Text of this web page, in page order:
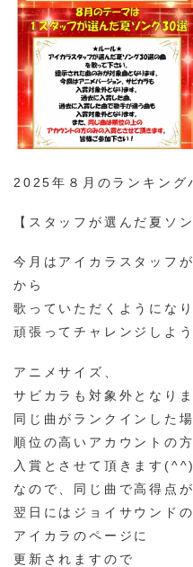
2025年８月のランキング
【スタッフが選んだ夏ソ
今月はアイカラスタッフ
から
歌っていただくようにな
頑張ってチャレンジしよ
アニメサイズ、
サビカラも対象外となり
同じ曲がランクインした
順位の高いアカウントの
入賞とさせて頂きます
なので、同じ曲で高得点
翌日にはジョイサウンド
アイカラのページに
更新されますので